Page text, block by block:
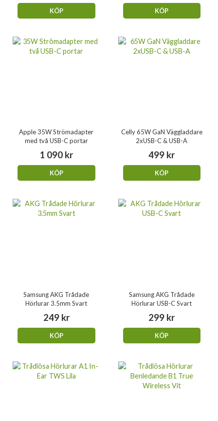
KÖP KÖP
Apple 35W Strömadapter
med två USB-C portar
1 090 kr
KÖP
Celly 65W GaN Väggladdare
2xUSB-C & USB-A
499 kr
KÖP
Samsung AKG Trådade
Hörlurar 3.5mm Svart
249 kr
KÖP
Samsung AKG Trådade
Hörlurar USB-C Svart
299 kr
KÖP